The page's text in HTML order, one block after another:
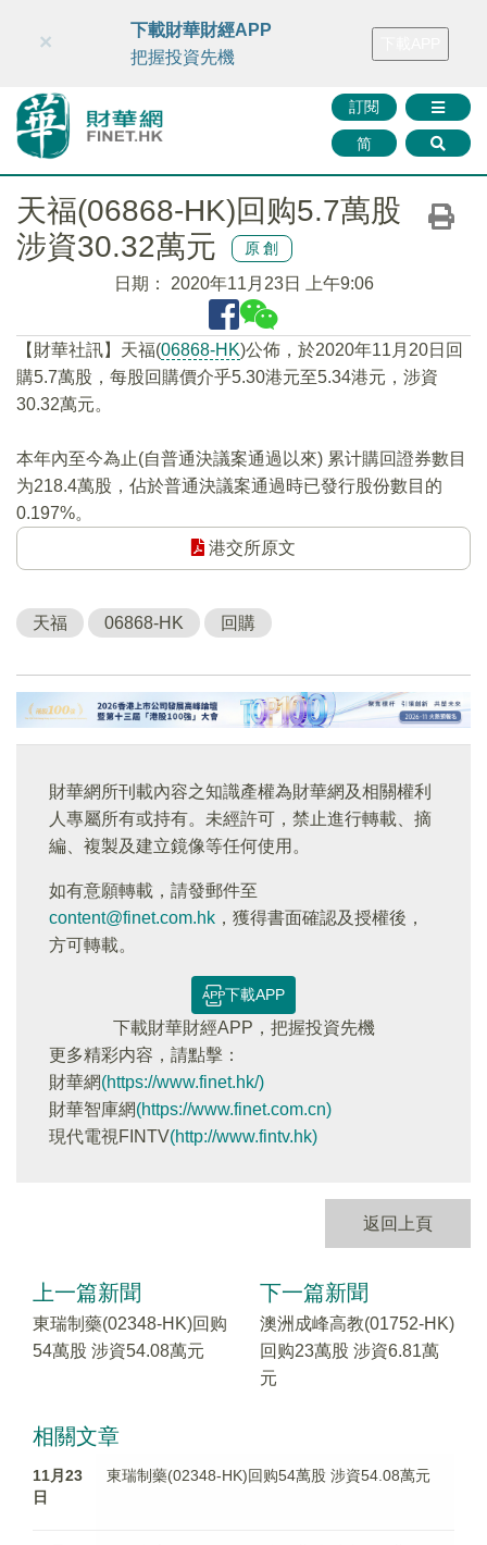
財華智庫網 FINTV FINMETA 財華證券 媒體矩陣
訂閱
简
×
下載財華財經APP
把握投資先機
天福(06868-HK)回购5.7萬股
涉資30.32萬元
原創
日期： 2020年11月23日 上午9:06
【財華社訊】天福(06868-HK)公佈，於2020年11月20日回
購5.7萬股，每股回購價介乎5.30港元至5.34港元，涉資
30.32萬元。
本年內至今為止(自普通決議案通過以來) 累计購回證券數目
为218.4萬股，佔於普通決議案通過時已發行股份數目的
0.197%。
港交所原文
天福 06868-HK 回購
財華網所刊載內容之知識產權為財華網及相關權利
人專屬所有或持有。未經許可，禁止進行轉載、摘
編、複製及建立鏡像等任何使用。
如有意願轉載，請發郵件至
content@finet.com.hk ，獲得書面確認及授權後，
方可轉載。
下載APP
下載財華財經APP，把握投資先機
更多精彩内容，請點擊：
財華網(https://www.finet.hk/)
財華智庫網(https://www.finet.com.cn)
現代電視FINTV(http://www.fintv.hk)
返回上頁
上一篇新聞
東瑞制藥(02348-HK)回购
54萬股 涉資54.08萬元
下一篇新聞
澳洲成峰高教(01752-HK)
回购23萬股 涉資6.81萬
元
相關文章
11月23
日
東瑞制藥(02348-HK)回购54萬股 涉資54.08萬元